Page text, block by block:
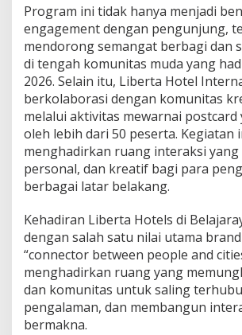
s
i
K
o
m
u
n
i
t
a
s
Program ini tidak hanya menjadi
engagement dengan pengunjung,
mendorong semangat berbagi dan
di tengah komunitas muda yang
2026. Selain itu, Liberta Hotel
berkolaborasi dengan komunitas
melalui aktivitas mewarnai postcard
oleh lebih dari 50 peserta. Kegiatan
menghadirkan ruang interaksi yang
personal, dan kreatif bagi para
berbagai latar belakang.
Kehadiran Liberta Hotels di
dengan salah satu nilai utama
“connector between people and
menghadirkan ruang yang
dan komunitas untuk saling
pengalaman, dan membangun
bermakna.